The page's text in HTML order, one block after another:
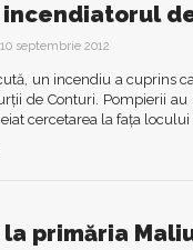
incendiatorul
10 septembrie 2012
un incendiu a cuprins
de Conturi. Pompierii
cercetarea la faţa
primăria